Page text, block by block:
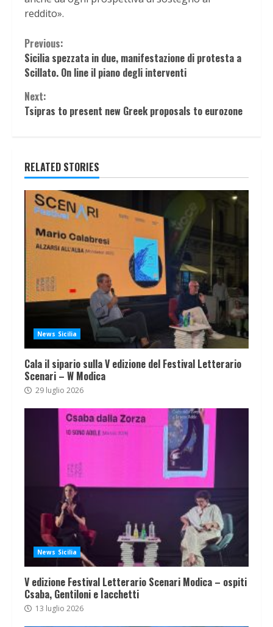
reddito».
Continue
Reading
Previous:
Sicilia spezzata in due, manifestazione di protesta a
Scillato. On line il piano degli interventi
Next:
Tsipras to present new Greek proposals to eurozone
RELATED STORIES
News Sicilia
Cala il sipario sulla V edizione del Festival Letterario
Scenari – W Modica
29 luglio 2026
News Sicilia
V edizione Festival Letterario Scenari Modica – ospiti
Csaba, Gentiloni e Iacchetti
13 luglio 2026